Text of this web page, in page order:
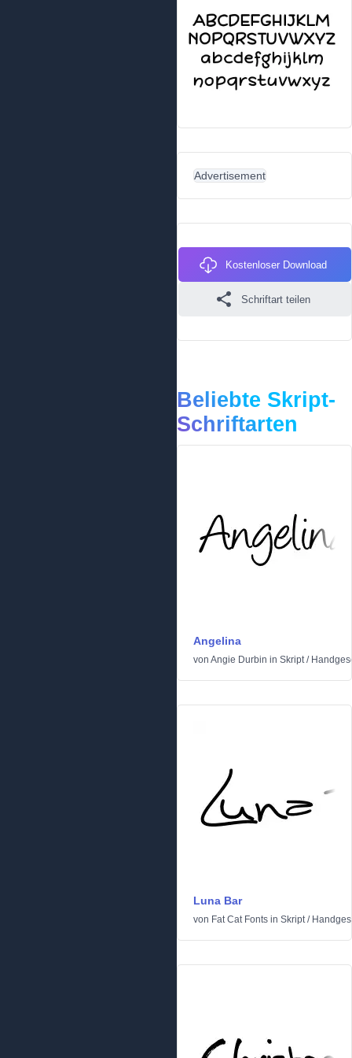
Advertisement
Kostenloser Download
Schriftart teilen
Beliebte Skript-
Schriftarten
Angelina
von Angie Durbin in Skript/
Luna Bar
von Fat Cat Fonts in Skript/